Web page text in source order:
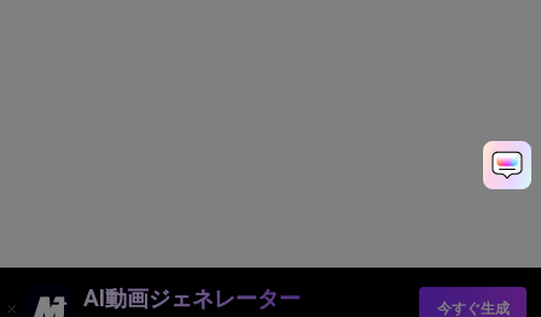
AI動画ジェネレーター 今すぐ生成